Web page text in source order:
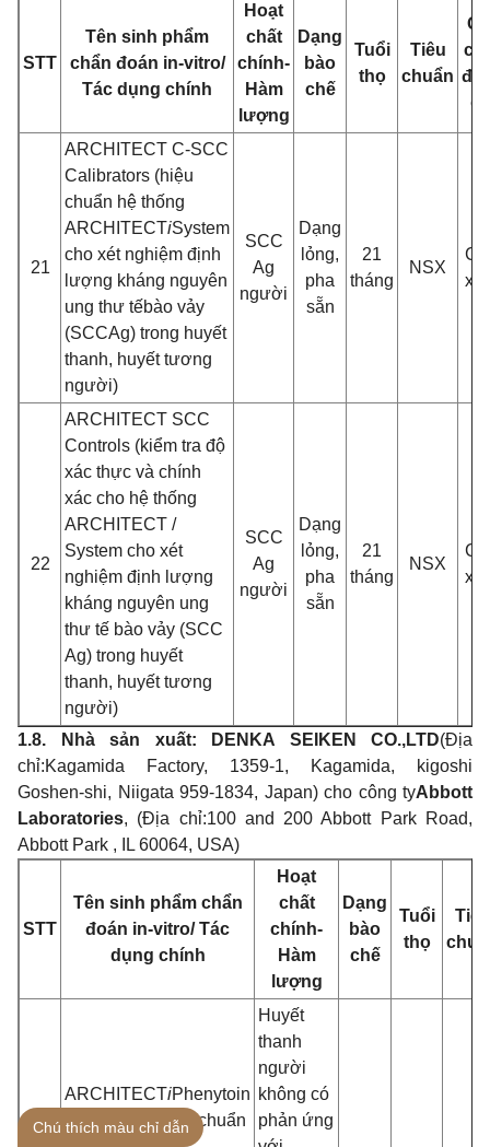
STT
Tên sinh phẩm
chẩn đoán in-vitro/
Tác dụng chính
Hoạt
chất
chính-
Hàm
lượng
Dạng
bào
chế
Tuổi
thọ
Tiêu
chuẩn
21
ARCHITECT C-SCC
Calibrators (hiệu
chuẩn hệ thống
ARCHITECTiSystem
cho xét nghiệm định
lượng kháng nguyên
ung thư tếbào vảy
(SCCAg) trong huyết
thanh, huyết tương
người)
SCC
Ag
người
Dạng
lỏng,
pha
sẵn
21
tháng
NSX
x
22
ARCHITECT SCC
Controls (kiểm tra độ
xác thực và chính
xác cho hệ thống
ARCHITECT /
System cho xét
nghiệm định lượng
kháng nguyên ung
thư tế bào vảy (SCC
Ag) trong huyết
thanh, huyết tương
người)
SCC
Ag
người
Dạng
lỏng,
pha
sẵn
21
tháng
NSX
x
1.8. Nhà sản xuất: DENKA SE KEN CO.,LTD(Địa
chỉ:Kagamida Factory, 1359-1, Kagamida, kigoshi
Goshen-shi, Niigata 959-1834, Japan) cho công tyAbbott
Laboratories, (Địa chỉ:100 and 200 Abbott Park Road,
Abbott Park , IL 60064, USA)
STT
Tên sinh phẩm chẩn
đoán in-vitro/ Tác
d ụng chính
Hoạt
chất
chính-
Hàm
lượng
Dạng
bào
chế
Tuổi
thọ
Tiêu
ARCHITECTiPhenytoin
Calibrators (hiệu chuẩn
Huyết
thanh
người
không có
phản ứng
Chú thích màu chỉ dẫn